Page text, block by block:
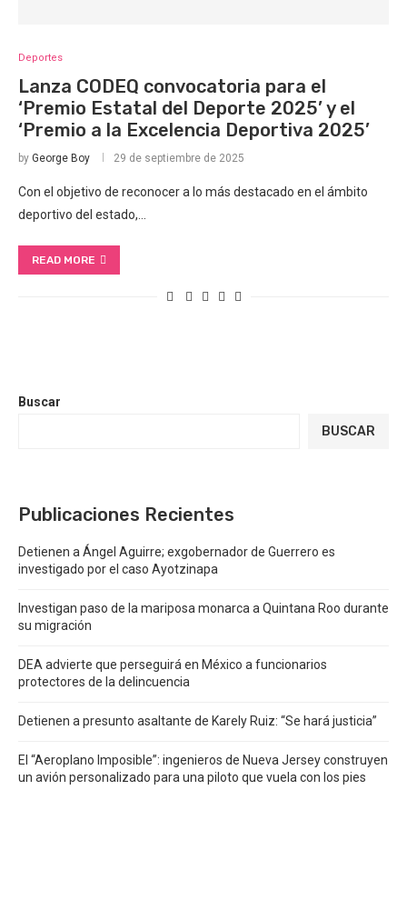
Deportes
Lanza CODEQ convocatoria para el
‘Premio Estatal del Deporte 2025’ y el
‘Premio a la Excelencia Deportiva 2025’
by George Boy 29 de septiembre de 2025
Con el objetivo de reconocer a lo más destacado en el ámbito
deportivo del estado,…
READ MORE
Buscar
BUSCAR
Publicaciones Recientes
Detienen a Ángel Aguirre; exgobernador de Guerrero es
investigado por el caso Ayotzinapa
Investigan paso de la mariposa monarca a Quintana Roo durante
su migración
DEA advierte que perseguirá en México a funcionarios
protectores de la delincuencia
Detienen a presunto asaltante de Karely Ruiz: “Se hará justicia”
El “Aeroplano Imposible”: ingenieros de Nueva Jersey construyen
un avión personalizado para una piloto que vuela con los pies